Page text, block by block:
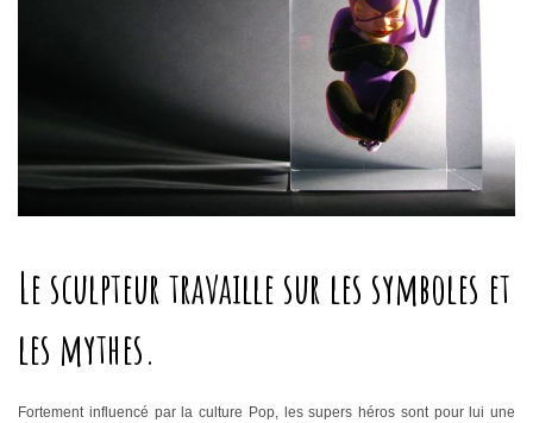
Le sculpteur travaille sur les symboles et
les mythes.
Fortement influencé par la culture Pop, les supers héros sont pour lui une